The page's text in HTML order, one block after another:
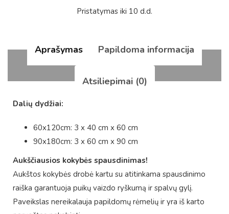
Pristatymas iki 10 d.d.
Aprašymas Papildoma informacija
Atsiliepimai (0)
Dalių dydžiai:
60x120cm: 3 x 40 cm x 60 cm
90x180cm: 3 x 60 cm x 90 cm
Aukščiausios kokybės spausdinimas!
Aukštos kokybės drobė kartu su atitinkama spausdinimo
raiška garantuoja puikų vaizdo ryškumą ir spalvų gylį.
Paveikslas nereikalauja papildomų rėmelių ir yra iš karto